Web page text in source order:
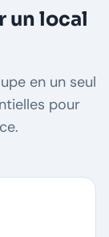
un local
en un seul
pour